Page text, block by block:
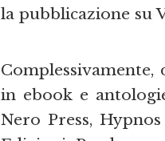
la pubblicazione su
in ebook e
Nero Press,